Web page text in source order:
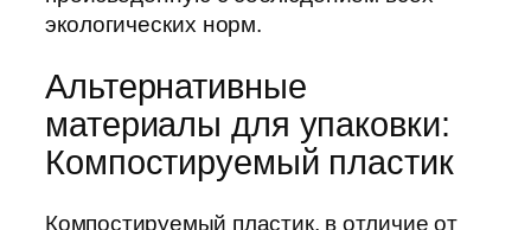
экологических норм.
Альтернативные
материалы для упаковки:
Компостируемый пластик
Компостируемый пластик, в отличие от